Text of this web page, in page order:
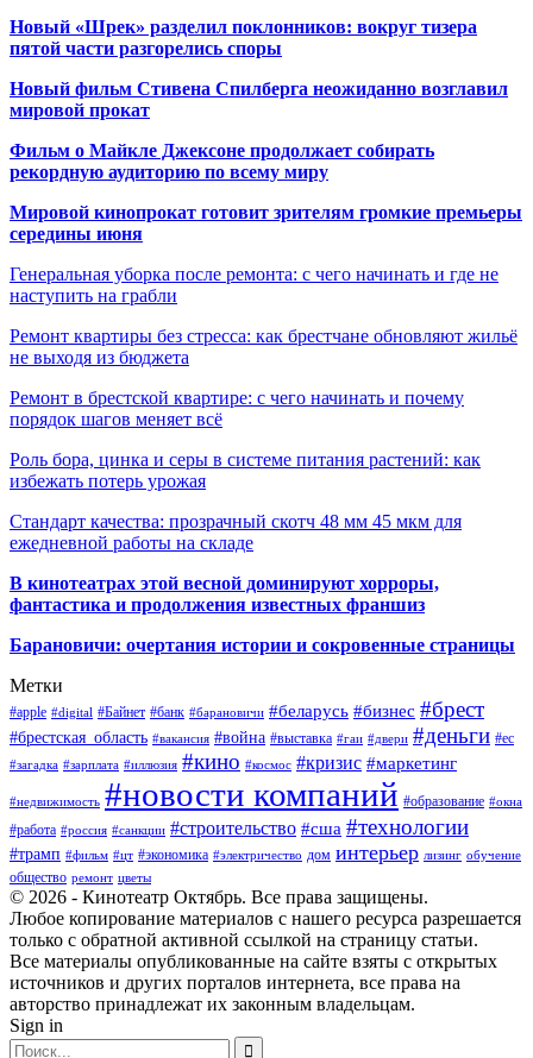
Новый «Шрек» разделил поклонников: вокруг тизера
пятой части разгорелись споры
Новый фильм Стивена Спилберга неожиданно возглавил
мировой прокат
Фильм о Майкле Джексоне продолжает собирать
рекордную аудиторию по всему миру
Мировой кинопрокат готовит зрителям громкие премьеры
середины июня
Генеральная уборка после ремонта: с чего начинать и где не
наступить на грабли
Ремонт квартиры без стресса: как брестчане обновляют жильё
не выходя из бюджета
Ремонт в брестской квартире: с чего начинать и почему
порядок шагов меняет всё
Роль бора, цинка и серы в системе питания растений: как
избежать потерь урожая
Стандарт качества: прозрачный скотч 48 мм 45 мкм для
ежедневной работы на складе
В кинотеатрах этой весной доминируют хорроры,
фантастика и продолжения известных франшиз
Барановичи: очертания истории и сокровенные страницы
Метки
#apple #digital #Байнет #банк #барановичи #беларусь #бизнес #брест
#брестская_область #вакансия #война #выставка #гаи #двери #деньги #ес
#загадка #зарплата #иллюзия #кино #космос #кризис #маркетинг
#недвижимость #новости компаний #образование #окна
#работа #россия #санкции #строительство #сша #технологии
#трамп #фильм #цт #экономика #электричество дом интерьер лизинг обучение
общество ремонт цветы
© 2026 - Кинотеатр Октябрь. Все права защищены.
Любое копирование материалов с нашего ресурса разрешается
только с обратной активной ссылкой на страницу статьи.
Все материалы опубликованные на сайте взяты с открытых
источников и других порталов интернета, все права на
авторство принадлежат их законным владельцам.
Sign in